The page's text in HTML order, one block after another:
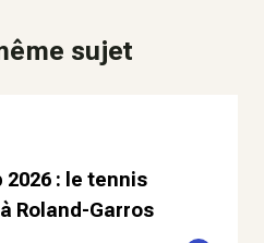
sujet
2026 : le tennis
Roland-Garros